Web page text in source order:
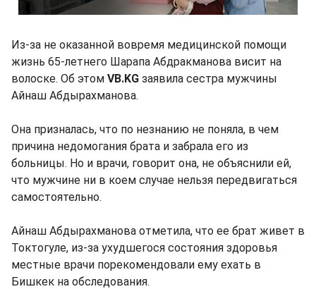
Из-за не оказанной вовремя медицинской помощи
жизнь 65-летнего Шарапа Абдракманова висит на
волоске. Об этом VB.KG заявила сестра мужчины
Айнаш Абдырахманова.
Она призналась, что по незнанию не поняла, в чем
причина недомогания брата и забрала его из
больницы. Но и врачи, говорит она, не объяснили ей,
что мужчине ни в коем случае нельзя передвигаться
самостоятельно.
Айнаш Абдырахманова отметила, что ее брат живет в
Токтогуле, из-за ухудшегося состояния здоровья
местные врачи порекомендовали ему ехать в
Бишкек на обследования.